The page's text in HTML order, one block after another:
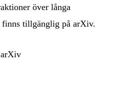
över långa
finns tillgänglig på arXiv.
arXiv